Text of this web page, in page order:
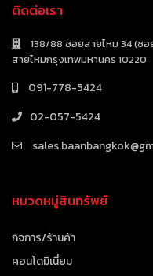
ติดต่อเรา
138/88 ซอยสายไหม 34 (ซ
สายไหมกรุงเทพมหานคร 10220
091-778-5424
02-057-5424
หมวดหมู่สินทรัพย์
กิจการ/ร้านค้า
คอนโดมิเนี่ยม